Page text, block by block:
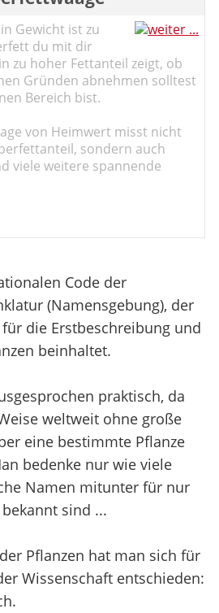
Gewicht ist zu
du mit dir
zu hoher Fettanteil zeigt, ob
Gründen abnehmen solltest
Bereich bist.
von Heimwert misst nicht
sondern auch
viele weitere spannende
Code der
(Namensgebung), der
die Erstbeschreibung und
beinhaltet.
praktisch, da
weltweit ohne große
eine bestimmte Pflanze
bedenke nur wie viele
Namen mitunter für nur
sind ...
Pflanzen hat man sich für
Wissenschaft entschieden: